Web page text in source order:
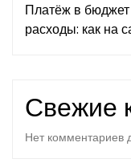
Платёж в
расходы: как на
Свежие
Нет комментариев